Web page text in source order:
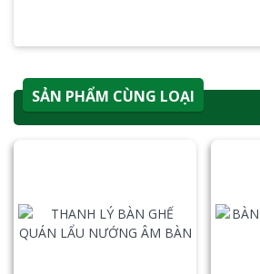
SẢN PHẨM CÙNG LOẠI